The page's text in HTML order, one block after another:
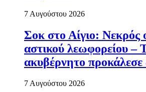
7 Αυγούστου 2026
Σοκ στο Αίγιο: Νεκρός
αστικού λεωφορείου –
ακυβέρνητο προκάλεσε
7 Αυγούστου 2026